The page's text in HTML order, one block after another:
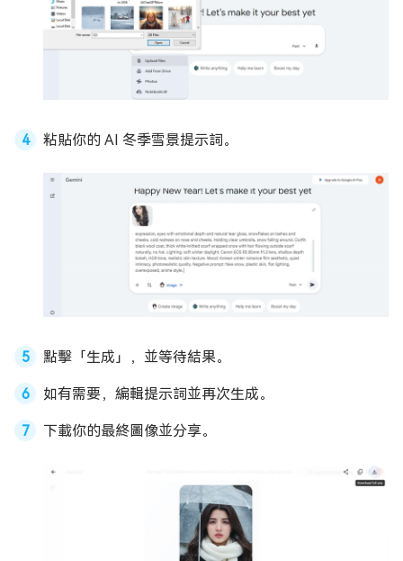
粘貼你的 AI 冬季雪景提示詞。
點擊「生成」，並等待結果。
如有需要，編輯提示詞並再次生成。
下載你的最終圖像並分享。